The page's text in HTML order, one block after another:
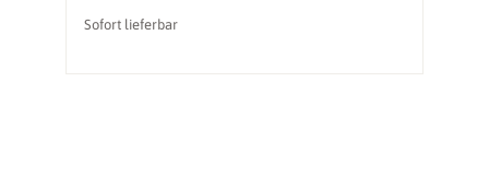
Sofort lieferbar